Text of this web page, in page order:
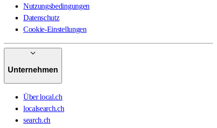
Nutzungsbedingungen
Datenschutz
Cookie-Einstellungen
Unternehmen
Über local.ch
localsearch.ch
search.ch